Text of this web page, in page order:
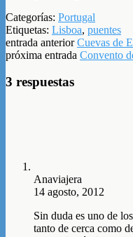
Categorías: Portugal
Etiquetas: Lisboa, puentes
entrada anteriorCuevas de
próxima entrada Convento
3 respuestas
Anaviajera
14 agosto, 2012
Sin duda es uno de
tanto de cerca como